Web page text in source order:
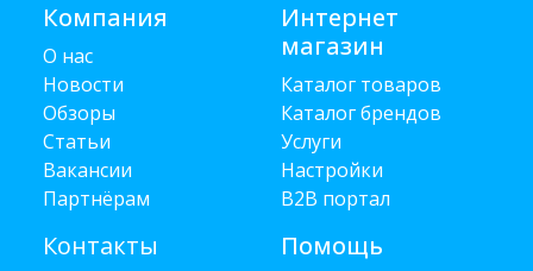
Компания
О нас
Новости
Обзоры
Статьи
Вакансии
Партнёрам
Контакты
Интернет
магазин
Каталог товаров
Каталог брендов
Услуги
Настройки
B2B портал
Помощь